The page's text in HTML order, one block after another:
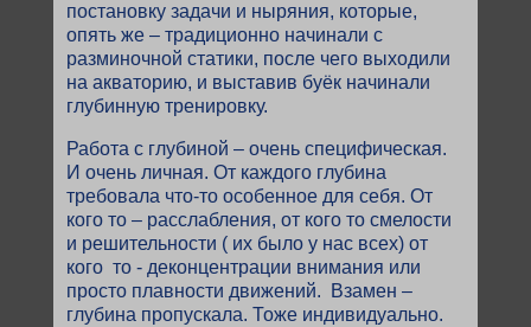
постановку задачи и ныряния, которые,
опять же – традиционно начинали с
разминочной статики, после чего выходили
на акваторию, и выставив буёк начинали
глубинную тренировку.
Работа с глубиной – очень специфическая.
И очень личная. От каждого глубина
требовала что-то особенное для себя. От
кого то – расслабления, от кого то смелости
и решительности ( их было у нас всех) от
кого то - деконцентрации внимания или
просто плавности движений. Взамен –
глубина пропускала. Тоже индивидуально.